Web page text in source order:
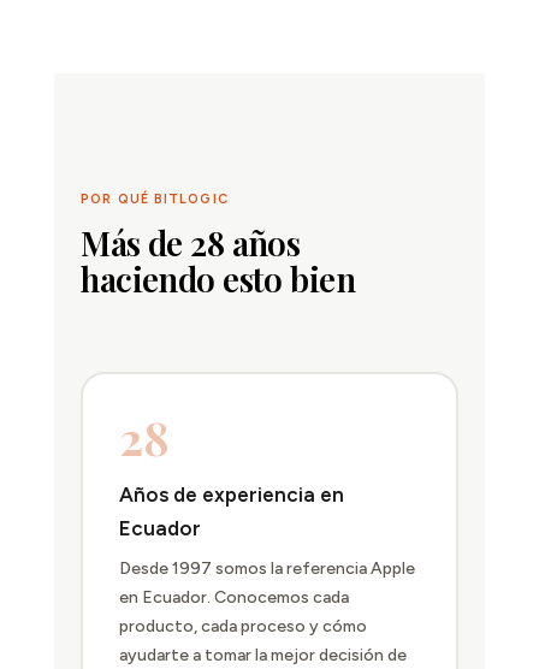
POR QUÉ BITLOGIC
Más de 28 años
haciendo esto bien
28
Años de experiencia en
Ecuador
Desde 1997 somos la referencia Apple
en Ecuador. Conocemos cada
producto, cada proceso y cómo
ayudarte a tomar la mejor decisión de